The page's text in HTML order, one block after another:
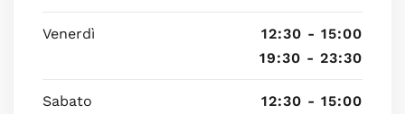
Venerdì
12:30 - 15:00
19:30 - 23:30
Sabato
12:30 - 15:00